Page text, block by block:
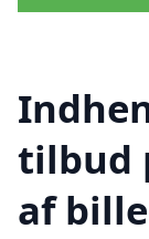
tilbud
af